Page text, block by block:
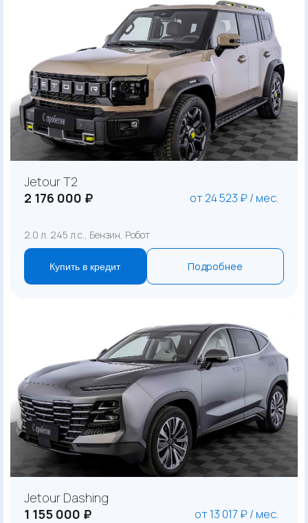
Jetour T2
2 176 000 ₽
от 24 523 ₽ / мес.
2.0 л. 245 л.с., Бензин, Робот
Купить в кредит Подробнее
Jetour Dashing
1 155 000 ₽
от 13 017 ₽ / мес.